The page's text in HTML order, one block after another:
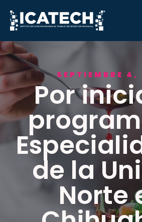
SEPTIEMBRE 4,
Por
de la
Norte